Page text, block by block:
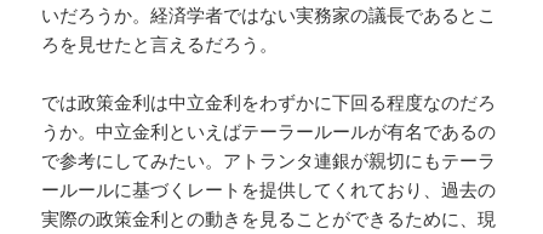
いだろうか。経済学者ではない実務家の議長であるとこ
ろを見せたと言えるだろう。
では政策金利は中立金利をわずかに下回る程度なのだろ
うか。中立金利といえばテーラールールが有名であるの
で参考にしてみたい。アトランタ連銀が親切にもテーラ
ールールに基づくレートを提供してくれており、過去の
実際の政策金利との動きを見ることができるために、現